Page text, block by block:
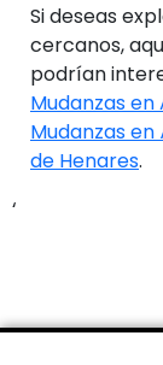
Si deseas
cercanos,
podrían
Mudanzas en
Mudanzas
de Henares.
‘